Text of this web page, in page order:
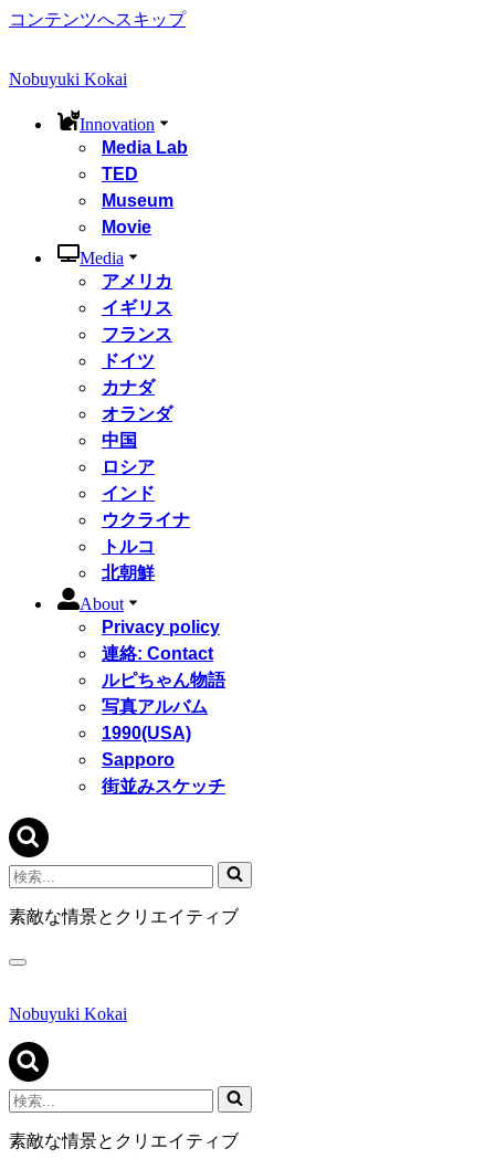
コンテンツへスキップ
Nobuyuki Kokai
Innovation
Media Lab
TED
Museum
Movie
Media
アメリカ
イギリス
フランス
ドイツ
カナダ
オランダ
中国
ロシア
インド
ウクライナ
トルコ
北朝鮮
About
Privacy policy
連絡: Contact
ルピちゃん物語
写真アルバム
1990(USA)
Sapporo
街並みスケッチ
検
索...
素敵な情景とクリエイティブ
ナ
ゲ
シ
ョ
ン
メ
ニ
ュ
Nobuyuki Kokai
検
索...
素敵な情景とクリエイティブ